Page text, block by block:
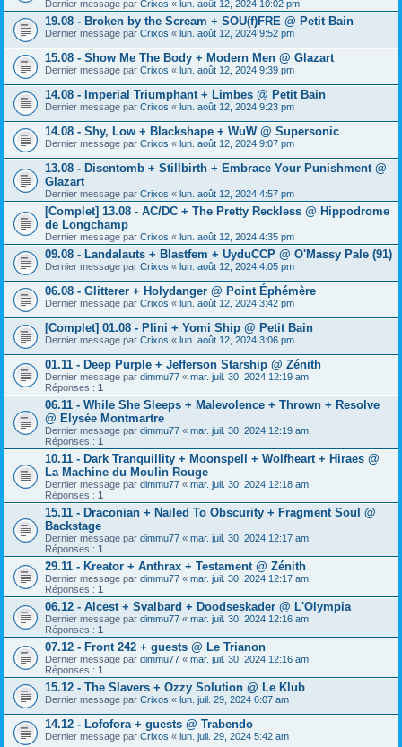
Dernier message par Crixos « lun. août 12, 2024 10:02 pm
19.08 - Broken by the Scream + SOU(f)FRE @ Petit Bain
Dernier message par Crixos « lun. août 12, 2024 9:52 pm
15.08 - Show Me The Body + Modern Men @ Glazart
Dernier message par Crixos « lun. août 12, 2024 9:39 pm
14.08 - Imperial Triumphant + Limbes @ Petit Bain
Dernier message par Crixos « lun. août 12, 2024 9:23 pm
14.08 - Shy, Low + Blackshape + WuW @ Supersonic
Dernier message par Crixos « lun. août 12, 2024 9:07 pm
13.08 - Disentomb + Stillbirth + Embrace Your Punishment @
Glazart
Dernier message par Crixos « lun. août 12, 2024 4:57 pm
[Complet] 13.08 - AC/DC + The Pretty Reckless @ Hippodrome
de Longchamp
Dernier message par Crixos « lun. août 12, 2024 4:35 pm
09.08 - Landalauts + Blastfem + UyduCCP @ O'Massy Pale (91)
Dernier message par Crixos « lun. août 12, 2024 4:05 pm
06.08 - Glitterer + Holydanger @ Point Éphémère
Dernier message par Crixos « lun. août 12, 2024 3:42 pm
[Complet] 01.08 - Plini + Yomi Ship @ Petit Bain
Dernier message par Crixos « lun. août 12, 2024 3:06 pm
01.11 - Deep Purple + Jefferson Starship @ Zénith
Dernier message par dimmu77 « mar. juil. 30, 2024 12:19 am
Réponses : 1
06.11 - While She Sleeps + Malevolence + Thrown + Resolve
@ Elysée Montmartre
Dernier message par dimmu77 « mar. juil. 30, 2024 12:19 am
Réponses : 1
10.11 - Dark Tranquillity + Moonspell + Wolfheart + Hiraes @
La Machine du Moulin Rouge
Dernier message par dimmu77 « mar. juil. 30, 2024 12:18 am
Réponses : 1
15.11 - Draconian + Nailed To Obscurity + Fragment Soul @
Backstage
Dernier message par dimmu77 « mar. juil. 30, 2024 12:17 am
Réponses : 1
29.11 - Kreator + Anthrax + Testament @ Zénith
Dernier message par dimmu77 « mar. juil. 30, 2024 12:17 am
Réponses : 1
06.12 - Alcest + Svalbard + Doodseskader @ L'Olympia
Dernier message par dimmu77 « mar. juil. 30, 2024 12:16 am
Réponses : 1
07.12 - Front 242 + guests @ Le Trianon
Dernier message par dimmu77 « mar. juil. 30, 2024 12:16 am
Réponses : 1
15.12 - The Slavers + Ozzy Solution @ Le Klub
Dernier message par Crixos « lun. juil. 29, 2024 6:07 am
14.12 - Lofofora + guests @ Trabendo
Dernier message par Crixos « lun. juil. 29, 2024 5:42 am